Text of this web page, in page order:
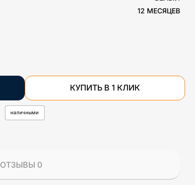
12 МЕСЯЦЕВ
КУПИТЬ В 1 КЛИК
наличными
ОТЗЫВЫ 0